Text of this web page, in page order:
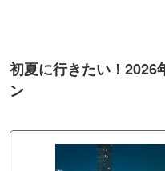
初夏に行きたい！2026
ン